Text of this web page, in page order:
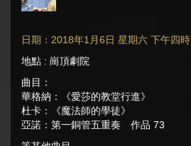
日期：2018年1月6日 星期六 下午四時
地點 : 崗頂劇院
曲目：
華格納：《愛莎的教堂行進》
杜卡：《魔法師的學徒》
亞諾：第一銅管五重奏 作品 73